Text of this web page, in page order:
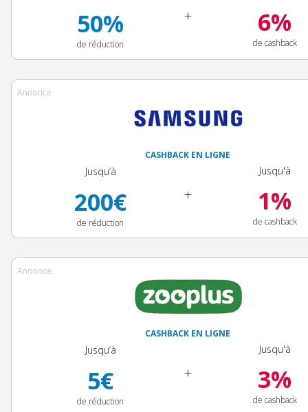
50%
de réduction
+ 6%
de cashback
Annonce
CASHBACK EN LIGNE
Jusqu’à
200€
de réduction
+
Jusqu'à
1%
de cashback
Annonce
CASHBACK EN LIGNE
Jusqu’à
5€
de réduction
+
Jusqu'à
3%
de cashback